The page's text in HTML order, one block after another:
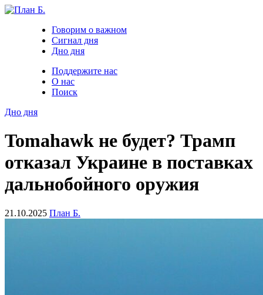
Говорим о важном
Сигнал дня
Дно дня
Поддержите нас
О нас
Поиск
Дно дня
Tomahawk не будет? Трамп
отказал Украине в поставках
дальнобойного оружия
21.10.2025 План Б.